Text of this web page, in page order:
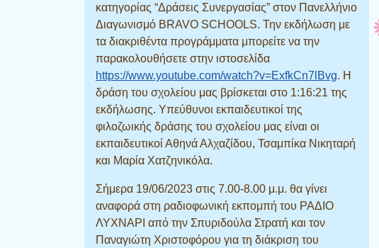
κατηγορίας “Δράσεις Συνεργασίας” στον Πανελλήνιο
Διαγωνισμό BRAVO SCHOOLS. Την εκδήλωση με
τα διακριθέντα προγράμματα μπορείτε να την
παρακολουθήσετε στην ιστοσελίδα
https://www.youtube.com/watch?v=ExfkCn7lBvg. Η
δράση του σχολείου μας βρίσκεται στο 1:16:21 της
εκδήλωσης. Υπεύθυνοι εκπαιδευτικοί της
φιλοζωικής δράσης του σχολείου μας είναι οι
εκπαιδευτικοί Αθηνά Αλχαζίδου, Τσαμπίκα Νικηταρή
και Μαρία Χατζηνικόλα.
Σήμερα 19/06/2023 στις 7.00-8.00 μ.μ. θα γίνει
αναφορά στη ραδιοφωνική εκπομπή του ΡΑΔΙΟ
ΛΥΧΝΑΡΙ από την Σπυριδούλα Στρατή και τον
Παναγιώτη Χριστοφόρου για τη διάκριση του